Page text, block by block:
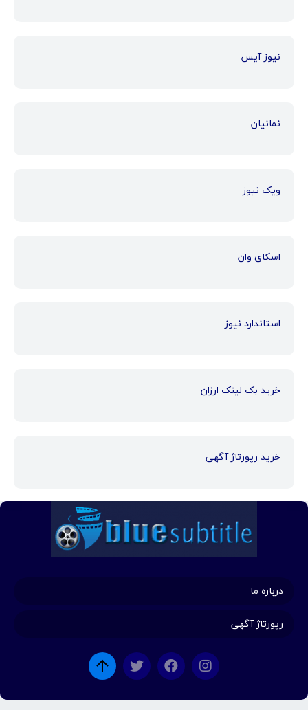
نیوز آیس
نمانیان
ویک نیوز
اسکای وان
استاندارد نیوز
خرید بک لینک ارزان
خرید رپورتاژ آگهی
درباره ما
رپورتاژ آگهی